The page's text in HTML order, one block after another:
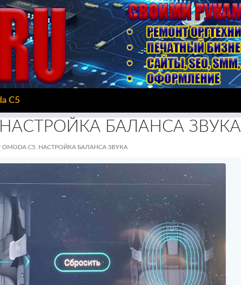
C5
НАСТРОЙКА БАЛАНСА ЗВУКА
OMODA C5. НАСТРОЙКА БАЛАНСА ЗВУКА